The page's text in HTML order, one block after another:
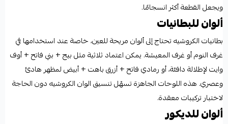
ويجعل القطعة أكثر انسجامًا.
ألوان للبطانيات
بطانيات الكروشيه تحتاج إلى ألوان مريحة للعين، خاصة عند استخدامها في
غرف النوم أو غرف المعيشة. يمكن اعتماد ثلاثية مثل بيج + بني فاتح + أوف
وايت لإطلالة دافئة، أو رمادي فاتح + أزرق باهت + أبيض لمظهر هادئ
وعصري. هذه اللوحات الجاهزة تسهّل تنسيق الوان الكروشيه دون الحاجة
لاختبار تركيبات معقدة.
ألوان للديكور